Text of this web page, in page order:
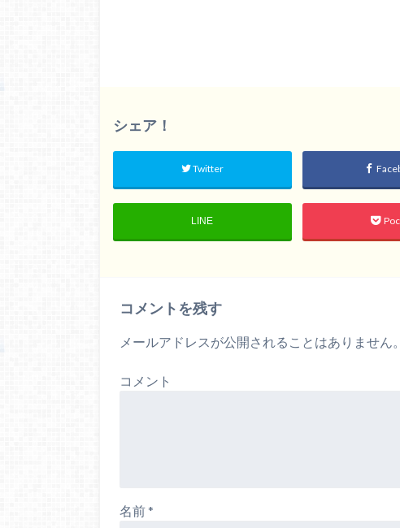
シェア！
Twitter
LINE
コメントを残す
メールアドレスが公開されることはありません。
コメント
名前*